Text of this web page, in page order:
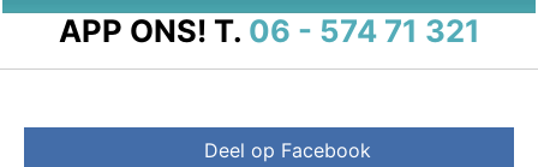
APP ONS! T. 06 - 574 71 321
Deel op Facebook